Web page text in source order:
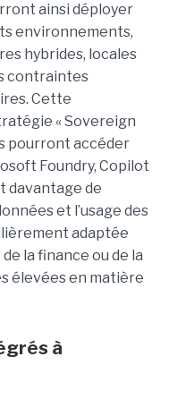
ainsi déployer
environnements,
hybrides, locales
contraintes
Cette
« Sovereign
pourront accéder
Foundry, Copilot
davantage de
et l’usage des
adaptée
la finance ou de la
élevées en matière
à